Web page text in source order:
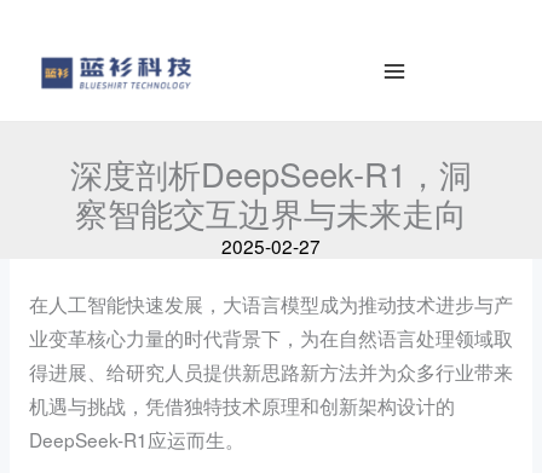
深度剖析DeepSeek-R1，洞
察智能交互边界与未来走向
2025-02-27
在人工智能快速发展，大语言模型成为推动技术进步与产
业变革核心力量的时代背景下，为在自然语言处理领域取
得进展、给研究人员提供新思路新方法并为众多行业带来
机遇与挑战，凭借独特技术原理和创新架构设计的
DeepSeek-R1应运而生。